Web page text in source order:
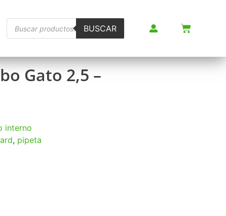
BUSCAR
Gato 2,5 –
interno
, pipeta